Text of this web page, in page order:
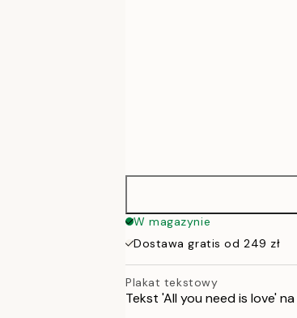
W magazynie
Dostawa gratis od 249 zł
Plakat tekstowy
Tekst 'All you need is love'